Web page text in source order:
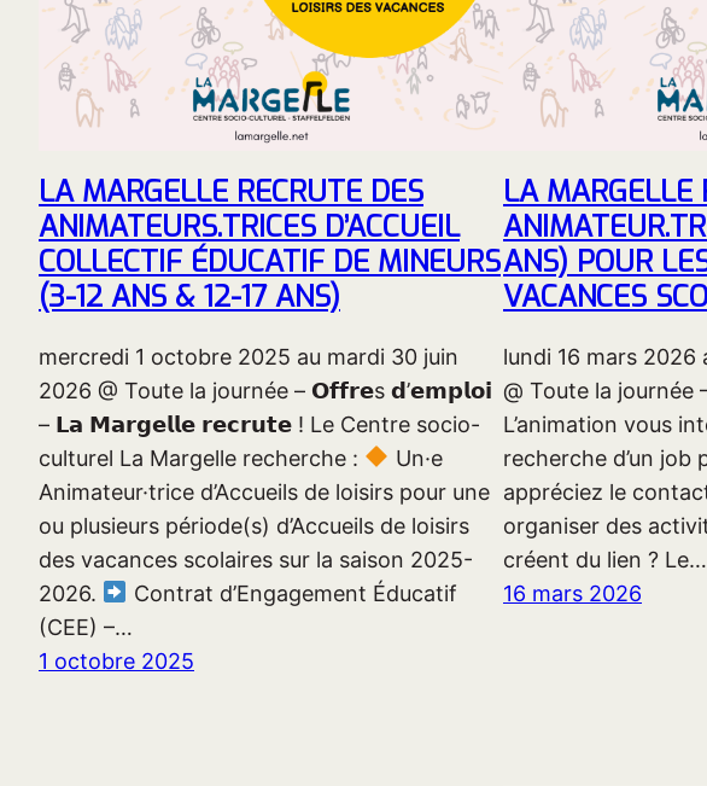
LA MARGELLE RECRUTE DES
ANIMATEURS.TRICES D’ACCUEIL
COLLECTIF ÉDUCATIF DE MINEURS
(3-12 ANS & 12-17 ANS)
mercredi 1 octobre 2025 au mardi 30 juin
2026 @ Toute la journée – 𝗢𝗳𝗳𝗿𝗲s 𝗱’𝗲𝗺𝗽𝗹𝗼𝗶
– 𝗟𝗮 𝗠𝗮𝗿𝗴𝗲𝗹𝗹𝗲 𝗿𝗲𝗰𝗿𝘂𝘁𝗲 ! Le Centre socio-
culturel La Margelle recherche :
Un·e
Animateur·trice d’Accueils de loisirs pour une
ou plusieurs période(s) d’Accueils de loisirs
des vacances scolaires sur la saison 2025-
2026.
Contrat d’Engagement Éducatif
(CEE) –…
1 octobre 2025
LA MARGELLE
ANS) POUR
VACANCES
lundi 16 mars 2026
@ Toute la journée
L’animation vous
recherche d’un job
appréciez le
organiser des
créent du lien ? Le…
16 mars 2026